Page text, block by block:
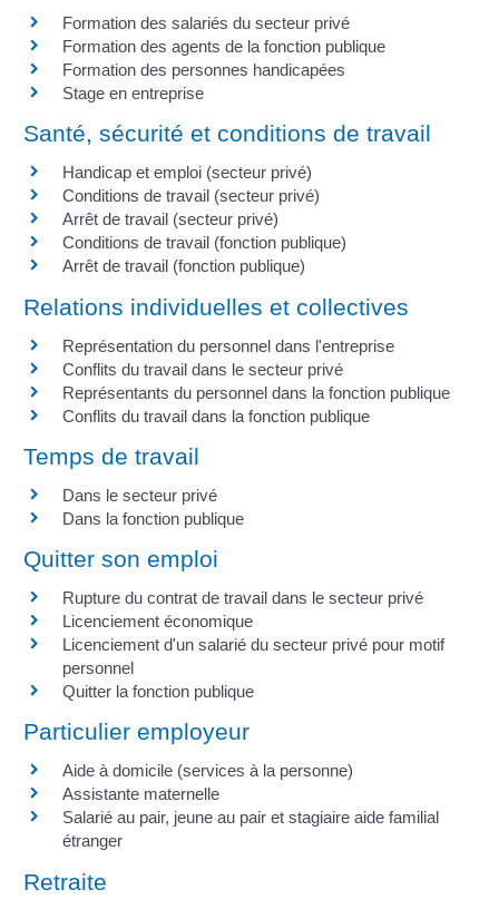
Formation des salariés du secteur privé
Formation des agents de la fonction publique
Formation des personnes handicapées
Stage en entreprise
Santé, sécurité et conditions de travail
Handicap et emploi (secteur privé)
Conditions de travail (secteur privé)
Arrêt de travail (secteur privé)
Conditions de travail (fonction publique)
Arrêt de travail (fonction publique)
Relations individuelles et collectives
Représentation du personnel dans l'entreprise
Conflits du travail dans le secteur privé
Représentants du personnel dans la fonction publique
Conflits du travail dans la fonction publique
Temps de travail
Dans le secteur privé
Dans la fonction publique
Quitter son emploi
Rupture du contrat de travail dans le secteur privé
Licenciement économique
Licenciement d'un salarié du secteur privé pour motif
personnel
Quitter la fonction publique
Particulier employeur
Aide à domicile (services à la personne)
Assistante maternelle
Salarié au pair, jeune au pair et stagiaire aide familial
étranger
Retraite